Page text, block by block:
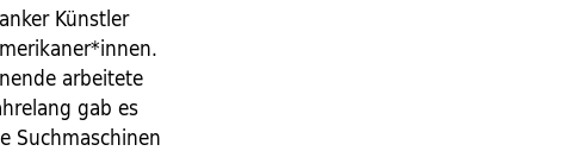
Künstler
arbeitete
gab es
Suchmaschinen